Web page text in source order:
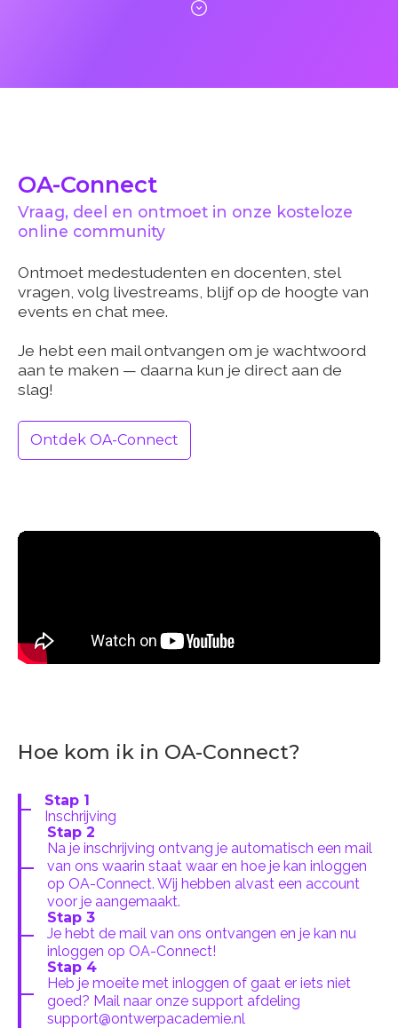
OA-Connect
Vraag, deel en ontmoet in onze kosteloze
online community
Ontmoet medestudenten en docenten, stel
vragen, volg livestreams, blijf op de hoogte van
events en chat mee.
Je hebt een mail ontvangen om je wachtwoord
aan te maken — daarna kun je direct aan de
slag!
Ontdek OA-Connect
Hoe kom ik in OA-Connect?
Stap 1
Inschrijving
Stap 2
Na je inschrijving ontvang je automatisch een mail
van ons waarin staat waar en hoe je kan inloggen
op OA-Connect. Wij hebben alvast een account
voor je aangemaakt.
Stap 3
Je hebt de mail van ons ontvangen en je kan nu
inloggen op OA-Connect!
Stap 4
Heb je moeite met inloggen of gaat er iets niet
goed? Mail naar onze support afdeling
support@ontwerpacademie.nl